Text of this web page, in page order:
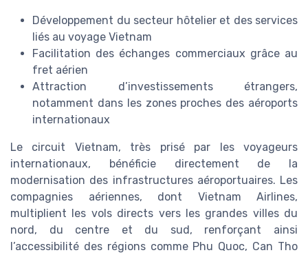
Développement du secteur hôtelier et des services
liés au voyage Vietnam
Facilitation des échanges commerciaux grâce au
fret aérien
Attraction d’investissements étrangers,
notamment dans les zones proches des aéroports
internationaux
Le circuit Vietnam, très prisé par les voyageurs
internationaux, bénéficie directement de la
modernisation des infrastructures aéroportuaires. Les
compagnies aériennes, dont Vietnam Airlines,
multiplient les vols directs vers les grandes villes du
nord, du centre et du sud, renforçant ainsi
l’accessibilité des régions comme Phu Quoc, Can Tho